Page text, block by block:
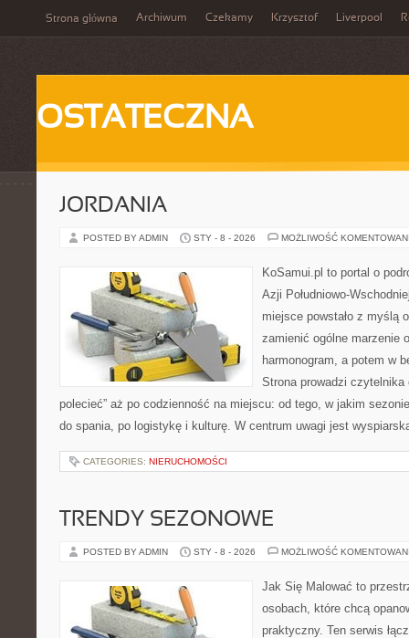
Strona główna Archiwum Czekamy Krzysztof Liverpool
OSTATECZNA
JORDANIA
POSTED BY ADMIN STY - 8 - 2026 MOŻLIWOŚĆ
KoSamui.pl to portal o
Azji Południowo-
miejsce powstało z myślą
zamienić ogólne marzenie
harmonogram, a potem w
Strona prowadzi czytelnika
polecieć” aż po codzienność na miejscu: od tego, w jakim
do spania, po logistykę i kulturę. W centrum uwagi jest
CATEGORIES: NIERUCHOMOŚCI
TRENDY SEZONOWE
POSTED BY ADMIN STY - 8 - 2026 MOŻLIWOŚĆ
Jak Się Malować to
osobach, które chcą
praktyczny. Ten serwis